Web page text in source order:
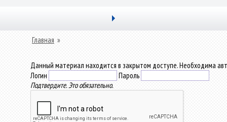
Главная »
Данный материал находится в закрытом доступе. Необходима
Логин
Пароль
Подтвердите. Это обязательно.